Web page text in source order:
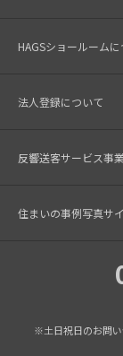
HAGSショールーム
法人登録について
反響送客サービス事
住まいの事例写真サ
※土日祝日のお問い